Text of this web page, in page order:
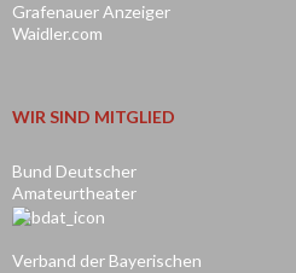
Grafenauer Anzeiger
Waidler.com
WIR SIND MITGLIED
Bund Deutscher
Amateurtheater
Verband der Bayerischen